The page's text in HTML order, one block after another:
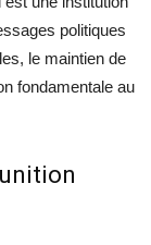
politiques
le maintien de
fondamentale au